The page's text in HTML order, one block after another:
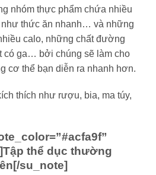
nhóm thực phẩm chứa nhiều
như thức ăn nhanh… và những
calo, những chất đường
có ga… bởi chúng sẽ làm cho
cơ thể bạn diễn ra nhanh hơn.
thích như rượu, bia, ma túy,
Tập thể dục thường
[/su_note]